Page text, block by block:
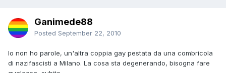
Ganimede88
Posted September 22, 2010
Io non ho parole, un'altra coppia gay pestata da una combricola
di nazifascisti a Milano. La cosa sta degenerando, bisogna fare